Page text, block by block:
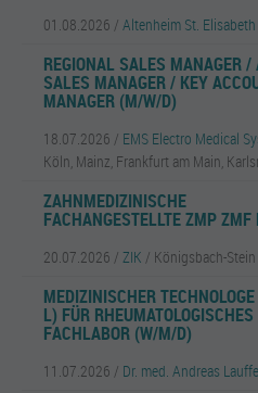
01.08.2026 / Altenheim St. Elisabeth
REGIONAL SALES MANAGER /
SALES MANAGER / KEY
MANAGER (M/W/D)
18.07.2026 / EMS Electro Medical
Köln, Mainz, Frankfurt am Main,
ZAHNMEDIZINISCHE
FACHANGESTELLTE ZMP ZMF
20.07.2026 / ZIK / Königsbach-Stein
MEDIZINISCHER
L) FÜR RHEUMATOLOGISCHES
FACHLABOR (W/M/D)
11.07.2026 / Dr. med. Andreas